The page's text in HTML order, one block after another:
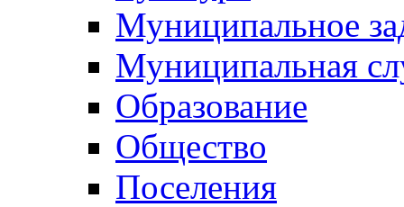
Муниципальное
Муниципальная
Образование
Общество
Поселения